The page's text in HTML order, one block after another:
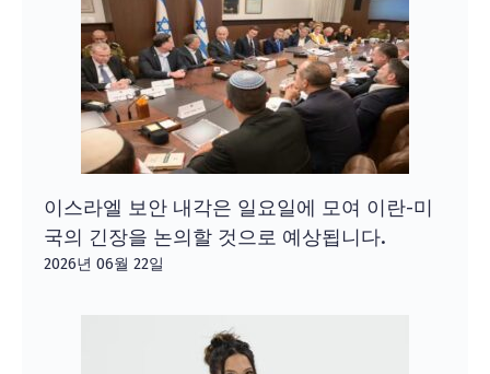
이스라엘 보안 내각은 일요일에 모여 이란-미
국의 긴장을 논의할 것으로 예상됩니다.
2026년 06월 22일